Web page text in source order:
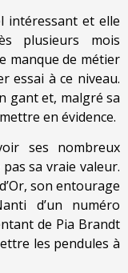
intéressant et elle
plusieurs mois
manque de métier
essai à ce niveau.
gant et, malgré sa
en évidence.
ses nombreux
sa vraie valeur.
son entourage
d’un numéro
de Pia Brandt
les pendules à